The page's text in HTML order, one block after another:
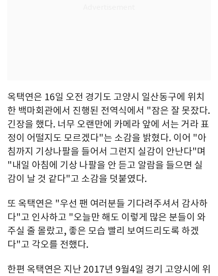
옥택연은 16일 오전 경기도 고양시 일산동구에 위치
한 백마회관에서 진행된 전역식에서 "잠은 잘 못잤다.
긴장을 했다. 너무 오랜만에 카메라 앞에 서는 거라 표
정이 어떨지도 모르겠다"는 소감을 밝혔다. 이어 "아
침까지 기상나팔을 들어서 그런지 실감이 안난다"며
"내일 아침에 기상 나팔을 안 듣고 알람을 들으면 실
감이 날 것 같다"고 소감을 덧붙였다.
또 옥택연은 "우선 팬 여러분들 기다려주셔서 감사하
다"고 인사하고 "오늘만 해도 이렇게 많은 분들이 와
주실 줄 몰랐고, 좋은 모습 빨리 보여드리도록 하겠
다"고 각오를 전했다.
한편 옥택연은 지난 2017년 9월4일 경기 고양시에 위